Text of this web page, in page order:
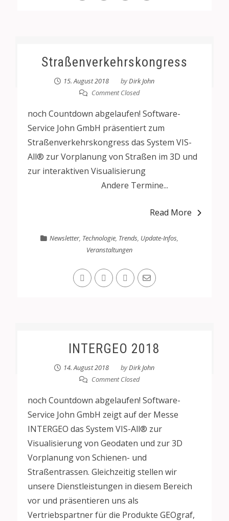
Straßenverkehrskongress
15. August 2018 byDirk John
Comment Closed
noch Countdown abgelaufen! Software-
Service John GmbH präsentiert zum
Straßenverkehrskongress das System VIS-
All® zur Vorplanung von Straßen im 3D und
zur interaktiven Visualisierung
Andere Termine...
Read More
Newsletter, Technologie, Trends, Update-Infos,
Veranstaltungen
INTERGEO 2018
14. August 2018 byDirk John
Comment Closed
noch Countdown abgelaufen! Software-
Service John GmbH zeigt auf der Messe
INTERGEO das System VIS-All® zur
Visualisierung von Geodaten und zur 3D
Vorplanung von Schienen- und
Straßentrassen. Gleichzeitig stellen wir
unsere Dienstleistungen in diesem Bereich
vor und präsentieren uns als
Vertriebspartner für die Produkte GEOgraf,